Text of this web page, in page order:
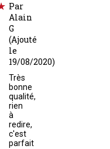
Par
Alain
G
(Ajouté
le
19/08/2020)
Très
bonne
qualité,
rien
à
redire,
c'est
parfait